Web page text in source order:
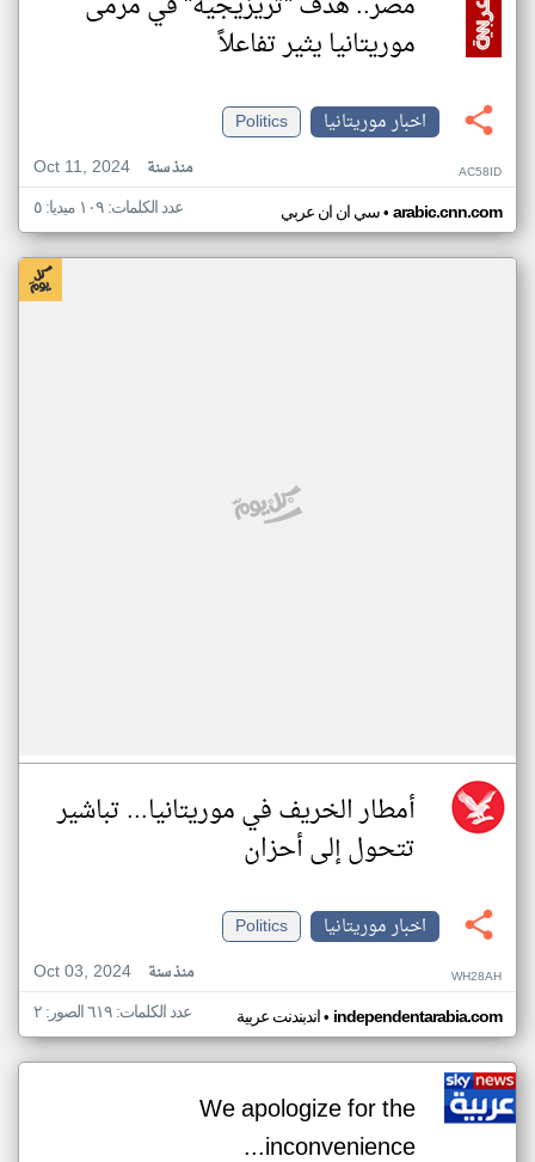
موريتانيا يثير تفاعلاً
اخبار موريتانيا
Politics
Oct 11, 2024
منذ سنة AC58ID
سي ان ان عربي• arabic.cnn.com عدد الكلمات: ١٠٩ ميديا: ٥
أمطار الخريف في موريتانيا... تباشير
تتحول إلى أحزان
اخبار موريتانيا
Politics
Oct 03, 2024
منذ سنة WH28AH
اندبندنت عربية• independentarabia.com عدد الكلمات: ٦١٩ الصور: ٢
We apologize for the
inconvenience...